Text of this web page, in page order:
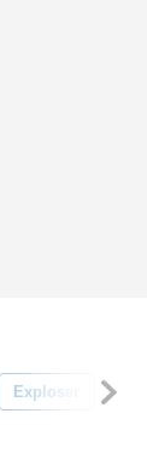
Exploser